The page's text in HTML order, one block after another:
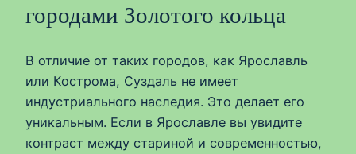
городами Золотого кольца
В отличие от таких городов, как Ярославль
или Кострома, Суздаль не имеет
индустриального наследия. Это делает его
уникальным. Если в Ярославле вы увидите
контраст между стариной и современностью,